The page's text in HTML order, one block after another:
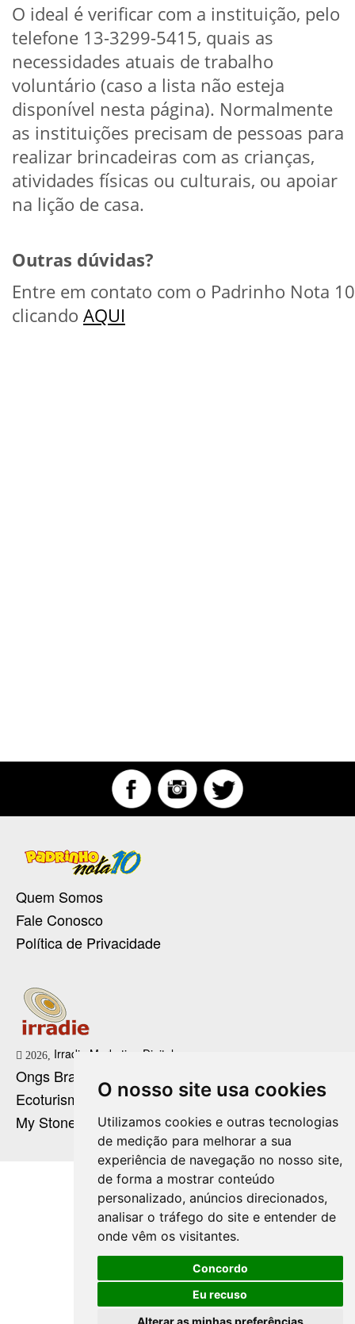
O nosso site usa cookies
Utilizamos cookies e outras tecnologias
de medição para melhorar a sua
experiência de navegação no nosso site,
de forma a mostrar conteúdo
personalizado, anúncios direcionados,
analisar o tráfego do site e entender de
onde vêm os visitantes.
Concordo
Eu recuso
Alterar as minhas preferências
O ideal é verificar com a instituição, pelo
telefone 13-3299-5415, quais as
necessidades atuais de trabalho
voluntário (caso a lista não esteja
disponível nesta página). Normalmente
as instituições precisam de pessoas para
realizar brincadeiras com as crianças,
atividades físicas ou culturais, ou apoiar
na lição de casa.
Outras dúvidas?
Entre em contato com o Padrinho Nota 10
clicando AQUI
Quem Somos
Fale Conosco
Política de Privacidade
2026, Irradie Marketing Digital
Ongs Brasil
Ecoturismo no Brasil
My Stone Cristaloterapia